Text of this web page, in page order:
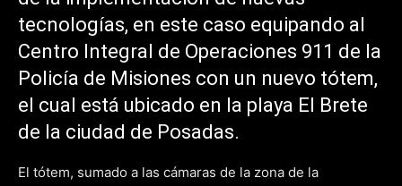
tecnologías, en este caso equipando al
Centro Integral de Operaciones 911 de la
Policía de Misiones con un nuevo tótem,
el cual está ubicado en la playa El Brete
de la ciudad de Posadas.
El tótem, sumado a las cámaras de la zona de la